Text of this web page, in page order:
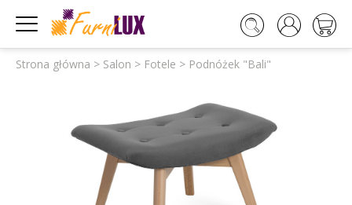
Strona główna > Salon > Fotele > Podnóżek "Bali"
   